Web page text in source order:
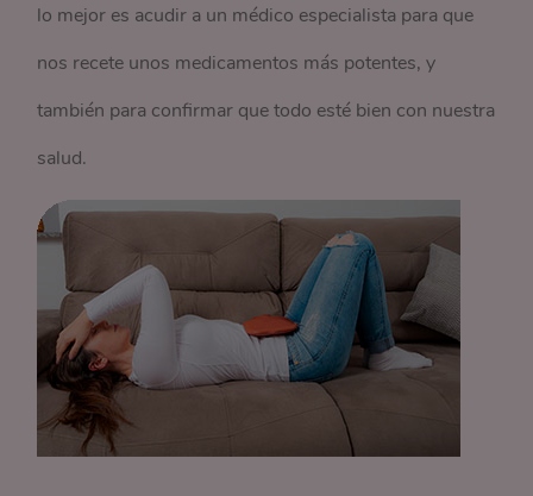
lo mejor es acudir a un médico especialista para que
nos recete unos medicamentos más potentes, y
también para confirmar que todo esté bien con nuestra
salud.